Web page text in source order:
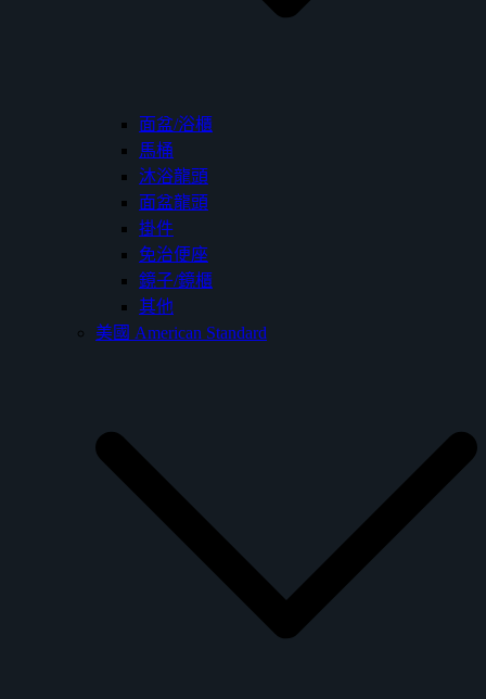
面盆/浴櫃
馬桶
沐浴龍頭
面盆龍頭
掛件
免治便座
鏡子/鏡櫃
其他
美國 American Standard